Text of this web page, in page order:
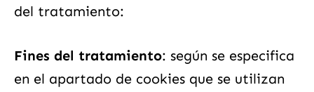
del tratamiento:
Fines del tratamiento: según se especifica
en el apartado de cookies que se utilizan